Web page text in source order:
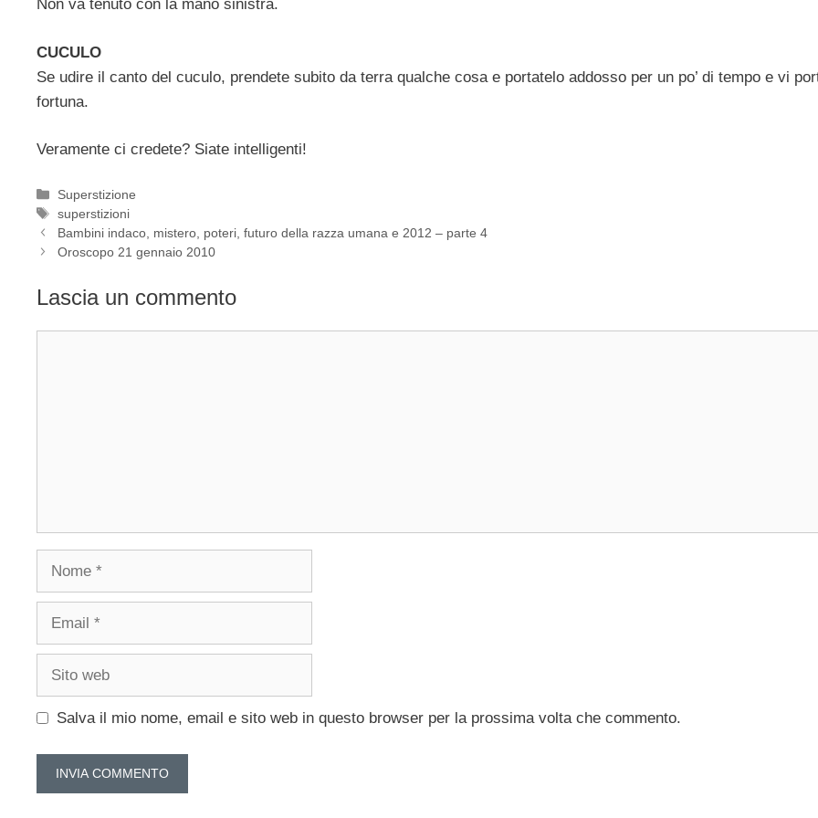
Non va tenuto con la mano sinistra.
CUCULO
Se udire il canto del cuculo, prendete subito da terra qualche cosa e portatelo addosso per un po’ di tempo e vi
fortuna.
Veramente ci credete? Siate intelligenti!
Categorie
Superstizione
Tag
superstizioni
Bambini indaco, mistero, poteri, futuro della razza umana e 2012 – parte 4
Oroscopo 21 gennaio 2010
Lascia un commento
Nome
Email
Sito
Salva il mio nome, email e sito web in questo browser per la prossima volta che commento.